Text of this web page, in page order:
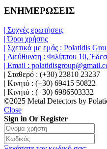
ΕΝΗΜΕΡΩΣΕΙΣ
| Συχνές ερωτήσεις
| Όροι χρήσης
| Σχετικά με εμάς : Polatidis
| Διεύθυνση : Φιλίππου 10,
| Email :
| Σταθερό : (+30) 23810 23237
| Κινητό : (+30) 69415 50822
| Κινητό : (+30) 6986503332
©2025 Metal Detectors by
Close
Sign in Or Register